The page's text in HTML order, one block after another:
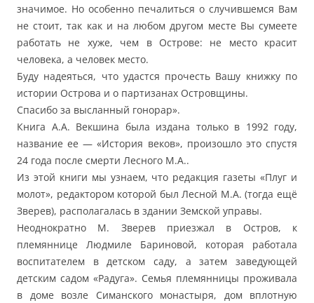
значимое. Но особенно печалиться о случившемся Вам
не стоит, так как и на любом другом месте Вы сумеете
работать не хуже, чем в Острове: не место красит
человека, а человек место.
Буду надеяться, что удастся прочесть Вашу книжку по
истории Острова и о партизанах Островщины.
Спасибо за высланный гонорар».
Книга А.А. Векшина была издана только в 1992 году,
название ее — «История веков», произошло это спустя
24 года после смерти Лесного М.А..
Из этой книги мы узнаем, что редакция газеты «Плуг и
молот», редактором которой был Лесной М.А. (тогда ещё
Зверев), располагалась в здании Земской управы.
Неоднократно М. Зверев приезжал в Остров, к
племяннице Людмиле Бариновой, которая работала
воспитателем в детском саду, а затем заведующей
детским садом «Радуга». Семья племянницы проживала
в доме возле Симанского монастыря, дом вплотную